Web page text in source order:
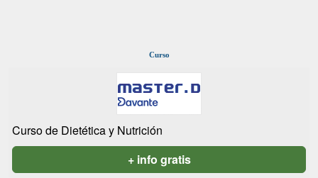
Curso
Curso de Dietética y Nutrición
+ info gratis